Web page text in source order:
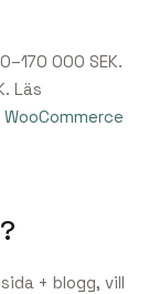
000 SEK.
Läs
+ blogg, vill